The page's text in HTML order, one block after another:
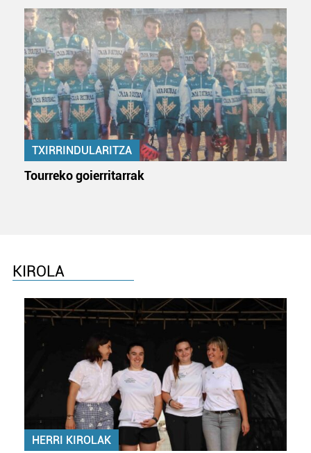
fitxategiak erabiltzen ditu. Zure esperientzia eta
zerbitzuak hobetzeko asmoz, cookie teknologiaz
baliatzen gara. Ohar hau onartuz gero, teknologia hori
erabiltzeko baimen esplizitua ematen diguzu.
Gehiago
irakurri
TXIRRINDULARITZA
Tourreko goierritarrak
KIROLA
HERRI KIROLAK